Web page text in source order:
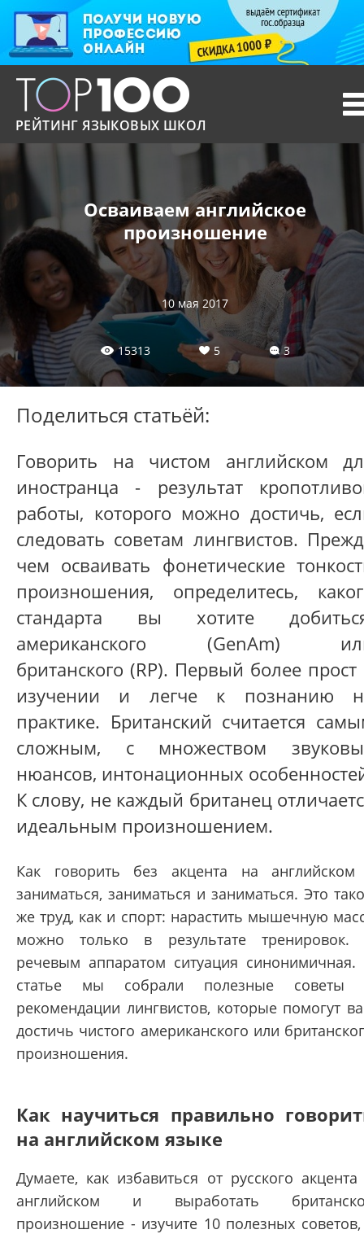
РЕЙТИНГ ЯЗЫКОВЫХ ШКОЛ
Осваиваем английское
произношение
10 мая 2017
15313 5 3
Поделиться статьёй:
Говорить на чистом английском
иностранца - результат
работы, которого можно достичь,
следовать советам лингвистов.
чем осваивать фонетические
произношения, определитесь,
стандарта вы хотите
американского (GenAm)
британского (RP). Первый более прост
изучении и легче к познанию
практике. Британский считается
сложным, с множеством
нюансов, интонационных
К слову, не каждый британец
идеальным произношением.
Как говорить без акцента на
заниматься, заниматься и заниматься. Это
же труд, как и спорт: нарастить мышечную
можно только в результате тренировок.
речевым аппаратом ситуация синонимичная.
статье мы собрали полезные советы
рекомендации лингвистов, которые помогут
достичь чистого американского или
произношения.
Как научиться правильно
на английском языке
Думаете, как избавиться от русского
английском и выработать
произношение - изучите 10 полезных